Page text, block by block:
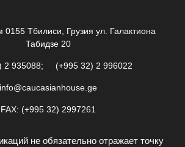
0155 Тбилиси, Грузия ул. Галактиона
Табидзе 20
2 935088; (+995 32) 2 996022
info@caucasianhouse.ge
FAX: (+995 32) 2997261
не обязательно отражает точку